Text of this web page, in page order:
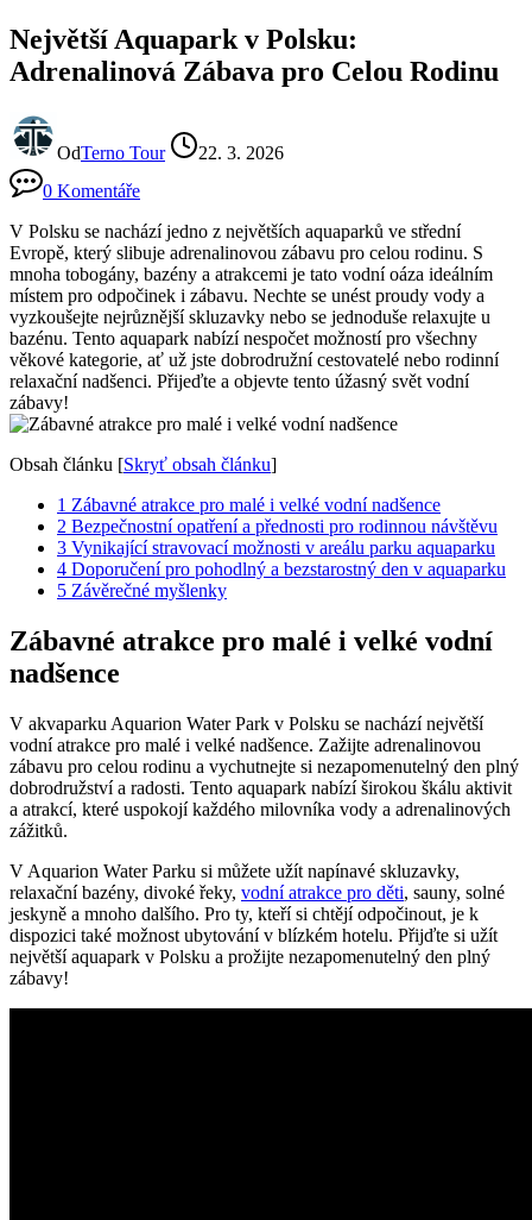
Největší Aquapark v Polsku:
Adrenalinová Zábava pro Celou Rodinu
OdTerno Tour
22. 3. 2026
0 Komentáře
V Polsku se nachází jedno z největších aquaparků ve střední
Evropě, který slibuje adrenalinovou zábavu pro celou rodinu. S
mnoha tobogány, bazény a atrakcemi je tato vodní oáza ideálním
místem pro odpočinek i zábavu. Nechte se unést proudy vody a
vyzkoušejte nejrůznější skluzavky nebo se jednoduše relaxujte u
bazénu. Tento aquapark nabízí nespočet možností pro všechny
věkové kategorie, ať už jste dobrodružní cestovatelé nebo rodinní
relaxační nadšenci. Přijeďte a objevte tento úžasný svět vodní
zábavy!
Obsah článku [Skryť obsah článku]
1 Zábavné atrakce pro malé i velké vodní nadšence
2 Bezpečnostní opatření a přednosti pro rodinnou návštěvu
3 Vynikající stravovací možnosti v areálu parku aquaparku
4 Doporučení pro pohodlný a bezstarostný den v aquaparku
5 Závěrečné myšlenky
Zábavné atrakce pro malé i velké vodní
nadšence
V akvaparku Aquarion Water Park v Polsku se nachází největší
vodní atrakce pro malé i velké nadšence. Zažijte adrenalinovou
zábavu pro celou rodinu a vychutnejte si nezapomenutelný den plný
dobrodružství a radosti. Tento aquapark nabízí širokou škálu aktivit
a atrakcí, které uspokojí každého milovníka vody a adrenalinových
zážitků.
V Aquarion Water Parku si můžete užít napínavé skluzavky,
relaxační bazény, divoké řeky, vodní atrakce pro děti, sauny, solné
jeskyně a mnoho dalšího. Pro ty, kteří si chtějí odpočinout, je k
dispozici také možnost ubytování v blízkém hotelu. Přijďte si užít
největší aquapark v Polsku a prožijte nezapomenutelný den plný
zábavy!